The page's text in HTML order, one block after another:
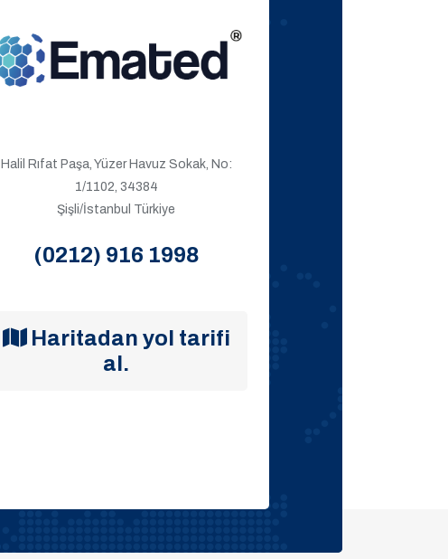
Halil Rıfat Paşa, Yüzer Havuz Sokak, No:
1/1102, 34384
Şişli/İstanbul Türkiye
(0212) 916 1998
Haritadan yol tarifi
al.